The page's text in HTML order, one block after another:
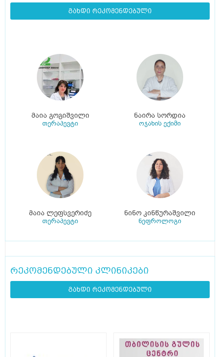
გახდი რეკომენდებული
მაია გოგიშვილი
თერაპევტი
ნაირა სორდია
ოჯახის ექიმი
მაია ლეფსვერიძე
თერაპევტი
ნინო კინწურაშვილი
ნეფროლოგი
რეკომენდებული კლინიკები
გახდი რეკომენდებული